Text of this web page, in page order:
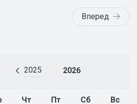
2025 2026
Чт Пт Сб Вс
Вперед